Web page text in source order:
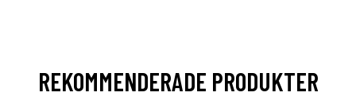
REKOMMENDERADE PRODUKTER